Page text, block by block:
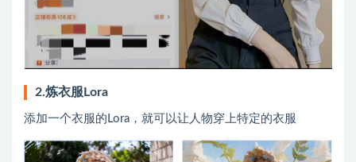
2.炼衣服Lora
添加一个衣服的Lora，就可以让人物穿上特定的衣服